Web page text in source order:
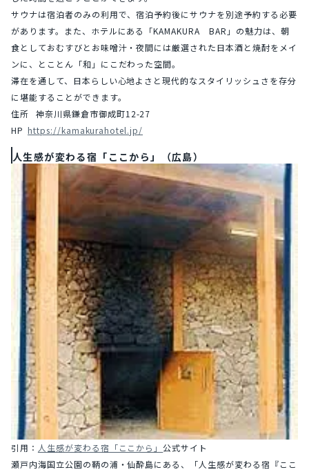
サウナは宿泊者のみの利用で、宿泊予約後にサウナを別途予約する必要
があります。また、ホテルにある「KAMAKURA　BAR」の魅力は、朝
食としておむすびとお味噌汁・夜間には厳選された日本酒と焼酎をメイ
ンに、とことん「和」にこだわった空間。
滞在を通して、日本らしい心地よさと現代的なスタイリッシュさを存分
に堪能することができます。
住所	神奈川県鎌倉市御成町12-27
https://kamakurahotel.jp/
人生感が変わる宿「ここから」（広島）
引用： 人生感が変わる宿「ここから」公式サイト
瀬戸内海国立公園の鞆の浦・仙酔島にある、「人生感が変わる宿『ここ